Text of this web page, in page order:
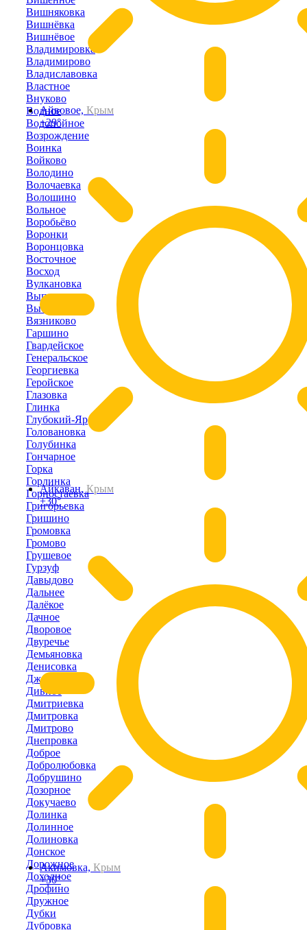
Айвовое, Крым
+29°
Айкаван, Крым
+30°
Акимовка, Крым
+30°
Вишняковка
Вишнёвка
Вишнёвое
Владимировка
Владимирово
Владиславовка
Властное
Внуково
Водное
Водопойное
Возрождение
Воинка
Войково
Володино
Волочаевка
Волошино
Вольное
Воробьёво
Воронки
Воронцовка
Восточное
Восход
Вулкановка
Выпасное
Высокое
Вязниково
Гаршино
Гвардейское
Генеральское
Георгиевка
Геройское
Глазовка
Глинка
Глубокий-Яр
Головановка
Голубинка
Гончарное
Горка
Горлинка
Горностаевка
Григорьевка
Гришино
Громовка
Громово
Грушевое
Гурзуф
Давыдово
Дальнее
Далёкое
Дачное
Дворовое
Двуречье
Демьяновка
Денисовка
Джанкой
Дивное
Дмитриевка
Дмитровка
Дмитрово
Днепровка
Доброе
Добролюбовка
Добрушино
Дозорное
Докучаево
Долинка
Долинное
Долиновка
Донское
Дорожное
Доходное
Дрофино
Дружное
Дубки
Дубровка